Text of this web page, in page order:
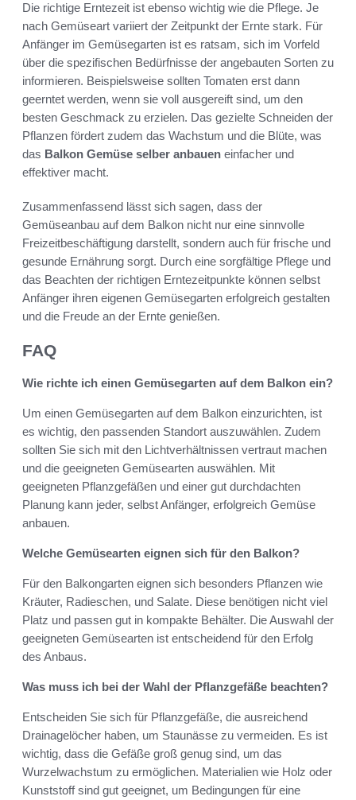
Die richtige Erntezeit ist ebenso wichtig wie die Pflege. Je
nach Gemüseart variiert der Zeitpunkt der Ernte stark. Für
Anfänger im Gemüsegarten ist es ratsam, sich im Vorfeld
über die spezifischen Bedürfnisse der angebauten Sorten zu
informieren. Beispielsweise sollten Tomaten erst dann
geerntet werden, wenn sie voll ausgereift sind, um den
besten Geschmack zu erzielen. Das gezielte Schneiden der
Pflanzen fördert zudem das Wachstum und die Blüte, was
das Balkon Gemüse selber anbauen einfacher und
effektiver macht.
Zusammenfassend lässt sich sagen, dass der
Gemüseanbau auf dem Balkon nicht nur eine sinnvolle
Freizeitbeschäftigung darstellt, sondern auch für frische und
gesunde Ernährung sorgt. Durch eine sorgfältige Pflege und
das Beachten der richtigen Erntezeitpunkte können selbst
Anfänger ihren eigenen Gemüsegarten erfolgreich gestalten
und die Freude an der Ernte genießen.
FAQ
Wie richte ich einen Gemüsegarten auf dem Balkon ein?
Um einen Gemüsegarten auf dem Balkon einzurichten, ist
es wichtig, den passenden Standort auszuwählen. Zudem
sollten Sie sich mit den Lichtverhältnissen vertraut machen
und die geeigneten Gemüsearten auswählen. Mit
geeigneten Pflanzgefäßen und einer gut durchdachten
Planung kann jeder, selbst Anfänger, erfolgreich Gemüse
anbauen.
Welche Gemüsearten eignen sich für den Balkon?
Für den Balkongarten eignen sich besonders Pflanzen wie
Kräuter, Radieschen, und Salate. Diese benötigen nicht viel
Platz und passen gut in kompakte Behälter. Die Auswahl der
geeigneten Gemüsearten ist entscheidend für den Erfolg
des Anbaus.
Was muss ich bei der Wahl der Pflanzgefäße beachten?
Entscheiden Sie sich für Pflanzgefäße, die ausreichend
Drainagelöcher haben, um Staunässe zu vermeiden. Es ist
wichtig, dass die Gefäße groß genug sind, um das
Wurzelwachstum zu ermöglichen. Materialien wie Holz oder
Kunststoff sind gut geeignet, um Bedingungen für eine